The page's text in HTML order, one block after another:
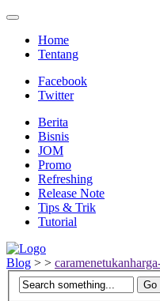
Home
Tentang
Facebook
Twitter
Berita
Bisnis
JOM
Promo
Refreshing
Release Note
Tips & Trik
Tutorial
Blog > >